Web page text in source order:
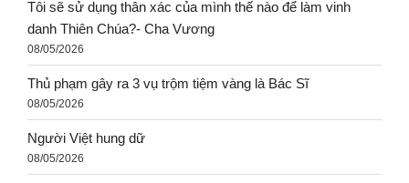
Tôi sẽ sử dụng thân xác của mình thế nào để làm vinh
danh Thiên Chúa?- Cha Vương
08/05/2026
Thủ phạm gây ra 3 vụ trộm tiệm vàng là Bác Sĩ
08/05/2026
Người Việt hung dữ
08/05/2026